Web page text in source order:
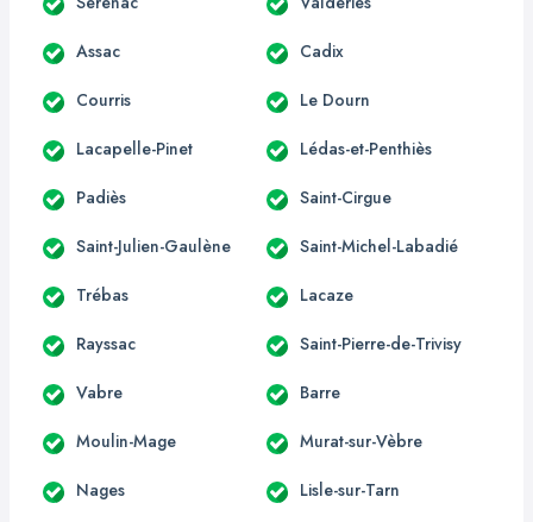
Assac Cadix
Courris Le Dourn
Lacapelle-Pinet Lédas-et-Penthiès
Padiès Saint-Cirgue
Saint-Julien-Gaulène Saint-Michel-Labadié
Trébas Lacaze
Rayssac Saint-Pierre-de-Trivisy
Vabre Barre
Moulin-Mage Murat-sur-Vèbre
Nages Lisle-sur-Tarn